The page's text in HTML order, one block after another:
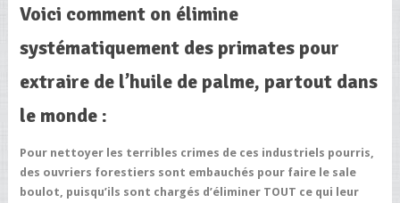
Voici comment on élimine
systématiquement des primates pour
extraire de l’huile de palme, partout dans
le monde :
Pour nettoyer les terribles crimes de ces industriels pourris,
des ouvriers forestiers sont embauchés pour faire le sale
boulot, puisqu’ils sont chargés d’éliminer TOUT ce qui leur